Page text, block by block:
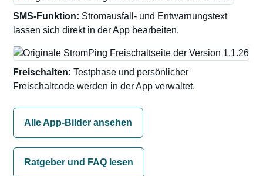
SMS-Funktion: Stromausfall- und Entwarnungstext
lassen sich direkt in der App bearbeiten.
Freischalten: Testphase und persönlicher
Freischaltcode werden in der App verwaltet.
Alle App-Bilder ansehen
Ratgeber und FAQ lesen